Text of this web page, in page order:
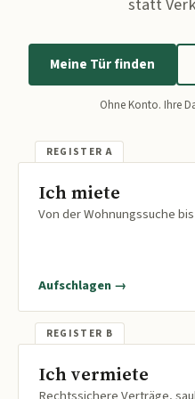
Meine Tür finden
Ohne Konto. Ihre
Ich miete
Von der Wohnungssuche
Aufschlagen →
Ich vermiete